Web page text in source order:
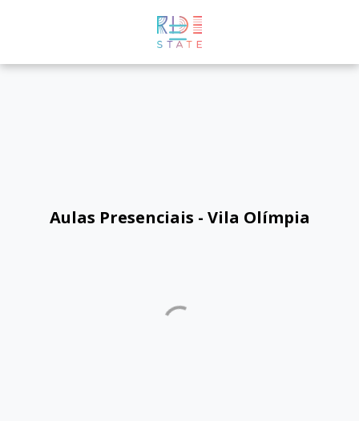
Aulas Presenciais - Vila Olímpia